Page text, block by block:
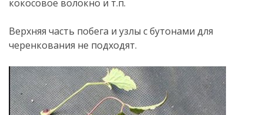
кокосовое волокно и т.п.
Верхняя часть побега и узлы с бутонами для
черенкования не подходят.